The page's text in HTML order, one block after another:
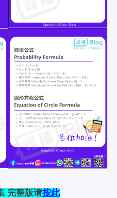
完整版请按此